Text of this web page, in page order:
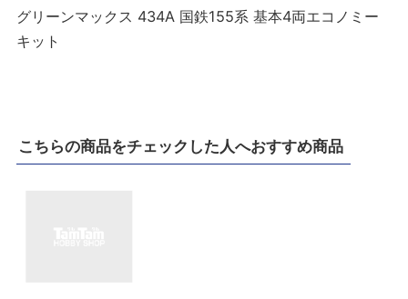
グリーンマックス 434A 国鉄155系 基本4両エコノミー
キット
こちらの商品をチェックした人へおすすめ商品